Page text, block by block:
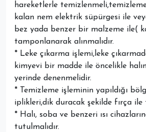
hareketlerle
kalan nem elektrik süpürgesi ile
bez yada benzer bir malzeme ile(
tamponlanarak alınmalıdır.
* Leke çıkarma işlemi,leke
kimyevi bir madde ile öncelikle
yerinde denenmelidir.
* Temizleme işleminin yapıldığı
iplikleri,dik duracak şekilde fırça ile
* Halı, soba ve benzeri ısı
tutulmalıdır.